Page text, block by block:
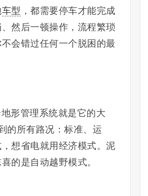
车型 ，都需要停车才能完成
然后一顿操作，流程繁琐
会错过任何一个脱困的最
形管理系统就是它的大
的所有路况：标准、运
想省电就用经济模式。泥
的是自动越野模式。